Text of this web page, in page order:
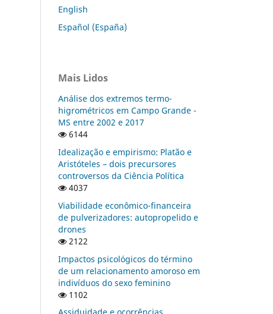
English
Español (España)
Mais Lidos
Análise dos extremos termo-
higrométricos em Campo Grande -
MS entre 2002 e 2017
6144
Idealização e empirismo: Platão e
Aristóteles – dois precursores
controversos da Ciência Política
4037
Viabilidade econômico-financeira
de pulverizadores: autopropelido e
drones
2122
Impactos psicológicos do término
de um relacionamento amoroso em
indivíduos do sexo feminino
1102